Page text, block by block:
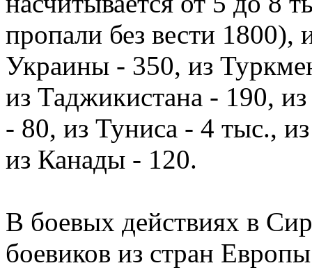
пропали без вести
Украины - 350, из
из Таджикистана - 190,
- 80, из Туниса - 4 тыс.,
из Канады - 120.
В боевых действиях в
боевиков из стран